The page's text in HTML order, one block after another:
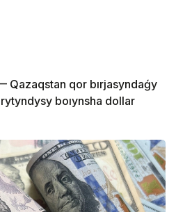
Qazaqstan qor bırjasyndaǵy
boıynsha dollar